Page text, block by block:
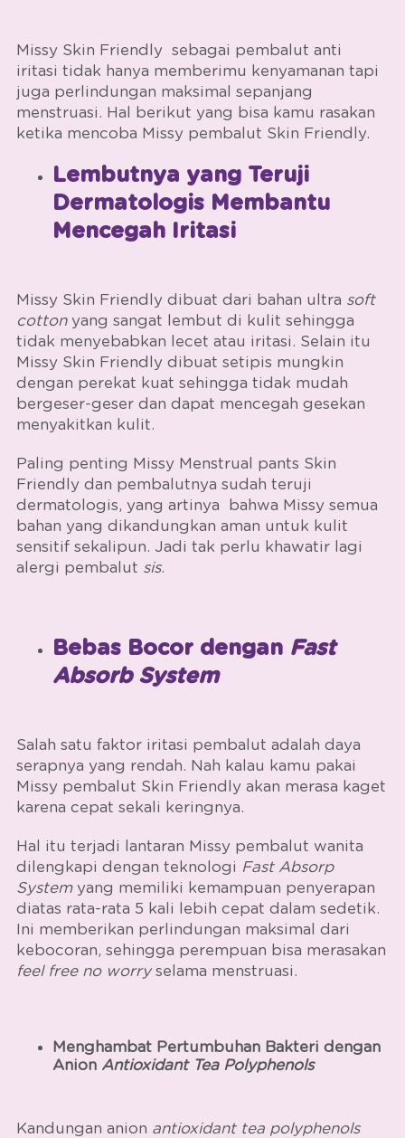
Missy Skin Friendly sebagai pembalut anti
iritasi tidak hanya memberimu kenyamanan tapi
juga perlindungan maksimal sepanjang
menstruasi. Hal berikut yang bisa kamu rasakan
ketika mencoba Missy pembalut Skin Friendly.
Lembutnya yang Teruji
Dermatologis Membantu
Mencegah Iritasi
Missy Skin Friendly dibuat dari bahan ultra soft
cottonyang sangat lembut di kulit sehingga
tidak menyebabkan lecet atau iritasi. Selain itu
Missy Skin Friendly dibuat setipis mungkin
dengan perekat kuat sehingga tidak mudah
bergeser-geser dan dapat mencegah gesekan
menyakitkan kulit.
Paling penting Missy Menstrual pants Skin
Friendly dan pembalutnya sudah teruji
dermatologis, yang artinya bahwa Missy semua
bahan yang dikandungkan aman untuk kulit
sensitif sekalipun. Jadi tak perlu khawatir lagi
alergi pembalut sis.
Bebas Bocor dengan Fast
Absorb System
Salah satu faktor iritasi pembalut adalah daya
serapnya yang rendah. Nah kalau kamu pakai
Missy pembalut Skin Friendly akan merasa kaget
karena cepat sekali keringnya.
Hal itu terjadi lantaran Missy pembalut wanita
dilengkapi dengan teknologi Fast Absorp
Systemyang memiliki kemampuan penyerapan
diatas rata-rata 5 kali lebih cepat dalam sedetik.
Ini memberikan perlindungan maksimal dari
kebocoran, sehingga perempuan bisa merasakan
feel free no worryselama menstruasi.
Menghambat Pertumbuhan Bakteri dengan
Anion Antioxidant Tea Polyphenols
Kandungan anion antioxidant tea polyphenols